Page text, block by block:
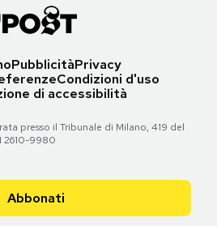
PubblicitàPrivacy
Condizioni d'uso
di accessibilità
presso il Tribunale di Milano, 419 del
2610-9980
Abbonati